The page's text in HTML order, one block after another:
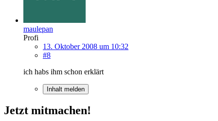
maulepan
Profi
13. Oktober 2008 um 10:32
#8
ich habs ihm schon erklärt
Inhalt melden
Jetzt mitmachen!